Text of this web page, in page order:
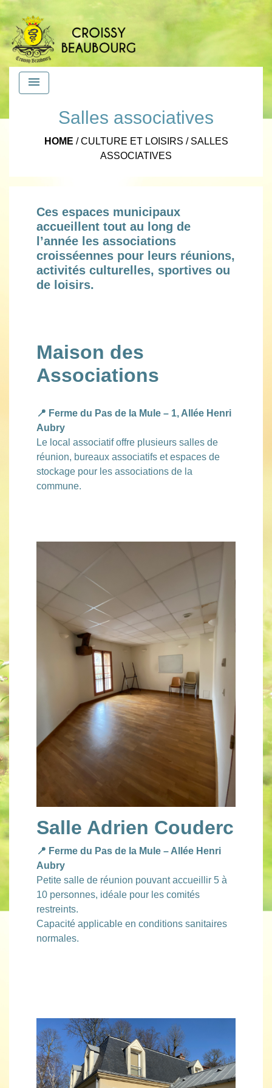
menu
Salles associatives
HOME /CULTURE ET LOISIRS / SALLES
ASSOCIATIVES
Ces espaces municipaux
accueillent tout au long de
l’année les associations
croisséennes pour leurs réunions,
activités culturelles, sportives ou
de loisirs.
Maison des
Associations
📍 Ferme du Pas de la Mule – 1, Allée Henri
Aubry
Le local associatif offre plusieurs salles de
réunion, bureaux associatifs et espaces de
stockage pour les associations de la
commune.
Salle Adrien Couderc
📍 Ferme du Pas de la Mule – Allée Henri
Aubry
Petite salle de réunion pouvant accueillir 5 à
10 personnes, idéale pour les comités
restreints.
Capacité applicable en conditions sanitaires
normales.